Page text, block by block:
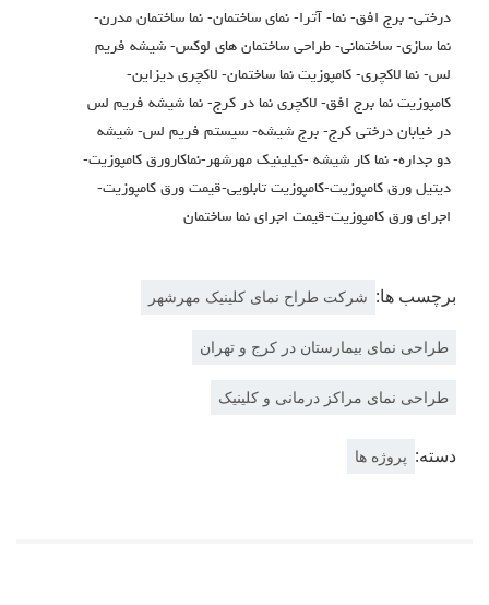
درختی- برج افق- نما- آترا- نمای ساختمان- نما ساختمان مدرن-
نما سازی- ساختمانی- طراحی ساختمان های لوکس- شیشه فریم
لس- نما لاکچری- کامپوزیت نما ساختمان- لاکچری دیزاین-
کامپوزیت نما برج افق- لاکچری نما در کرج- نما شیشه فریم لس
در خیابان درختی کرج- برج شیشه- سیستم فریم لس- شیشه
دو جداره- نما کار شیشه -کیلینیک مهرشهر-نماکارورق کامپوزیت-
دیتیل ورق کامپوزیت-کامپوزیت تابلویی-قیمت ورق کامپوزیت-
اجرای ورق کامپوزیت-قیمت اجرای نما ساختمان
برچسب ها: شرکت طراح نمای کلینیک مهرشهر
طراحی نمای بیمارستان در کرج و تهران
طراحی نمای مراکز درمانی و کلینیک
دسته: پروژه ها